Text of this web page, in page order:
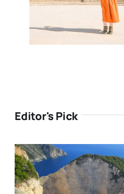
Editor's Pick